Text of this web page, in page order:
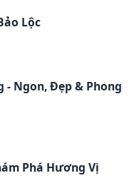
Lộc
- Ngon, Đẹp & Phong
Phá Hương Vị